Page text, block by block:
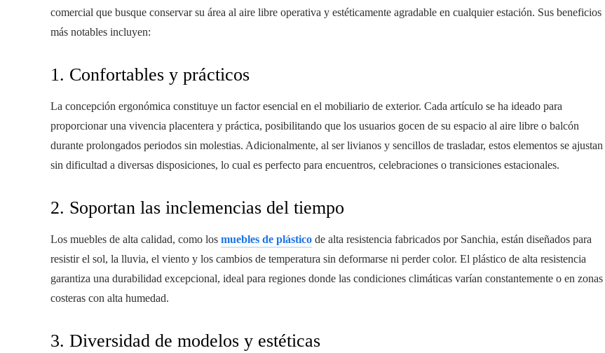
comercial que busque conservar su área al aire libre operativa y estéticamente agradable en cualquier estación. Sus beneficios
más notables incluyen:
1. Confortables y prácticos
La concepción ergonómica constituye un factor esencial en el mobiliario de exterior. Cada artículo se ha ideado para
proporcionar una vivencia placentera y práctica, posibilitando que los usuarios gocen de su espacio al aire libre o balcón
durante prolongados periodos sin molestias. Adicionalmente, al ser livianos y sencillos de trasladar, estos elementos se ajustan
sin dificultad a diversas disposiciones, lo cual es perfecto para encuentros, celebraciones o transiciones estacionales.
2. Soportan las inclemencias del tiempo
Los muebles de alta calidad, como los muebles de plástico de alta resistencia fabricados por Sanchia, están diseñados para
resistir el sol, la lluvia, el viento y los cambios de temperatura sin deformarse ni perder color. El plástico de alta resistencia
garantiza una durabilidad excepcional, ideal para regiones donde las condiciones climáticas varían constantemente o en zonas
costeras con alta humedad.
3. Diversidad de modelos y estéticas